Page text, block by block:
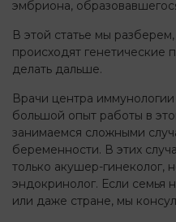
эмбриона,
В этой статье мы
происходят генетические
делать дальше.
Врачи центра
большой опыт работы в
занимаемся сложными
беременности. В этих
только акушер-гинеколог,
эндокринолог. Если семья
или даже стране, мы